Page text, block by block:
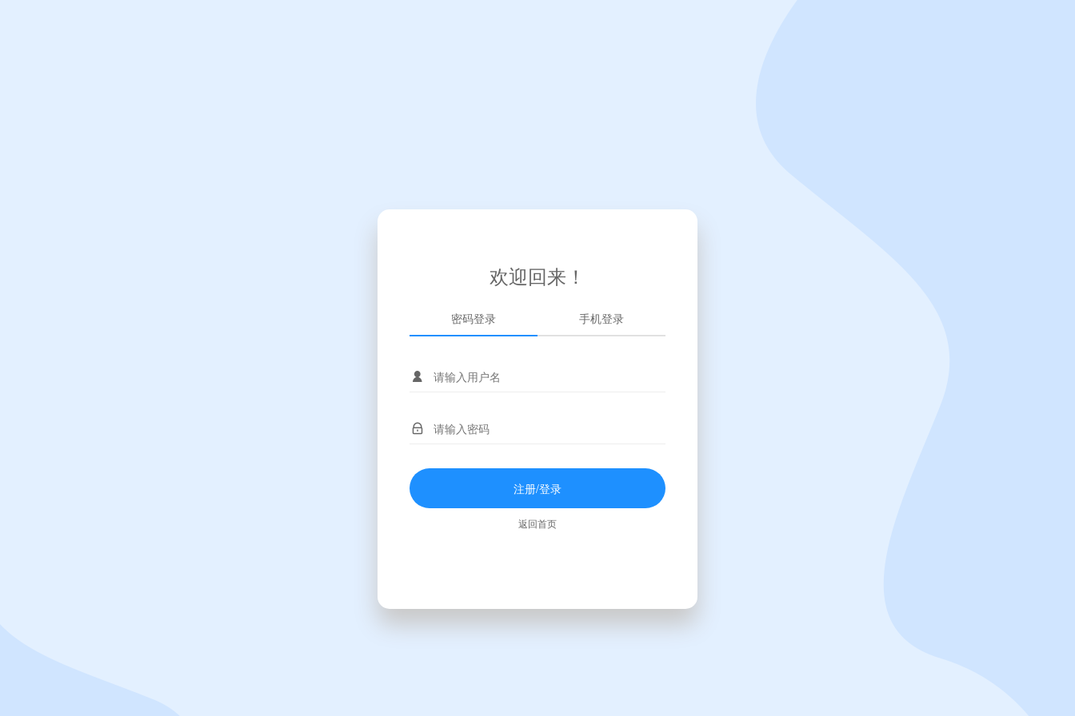
欢迎回来！
密码登录 手机登录
注册/登录
返回首页